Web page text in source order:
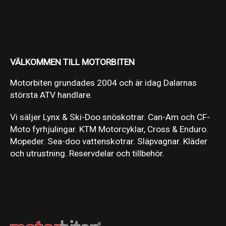
VÄLKOMMEN TILL MOTORBITEN
Motorbiten grundades 2004 och är idag Dalarnas
största ATV handlare.
Vi säljer Lynx & Ski-Doo snöskotrar. Can-Am och CF-
Moto fyrhjulingar. KTM Motorcyklar, Cross & Enduro.
Mopeder. Sea-doo vattenskotrar. Släpvagnar. Kläder
och utrustning. Reservdelar och tillbehör.